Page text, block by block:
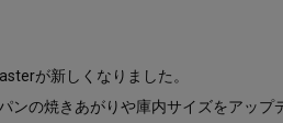
が新しくなりました。
の焼きあがりや庫内サイズをアップ